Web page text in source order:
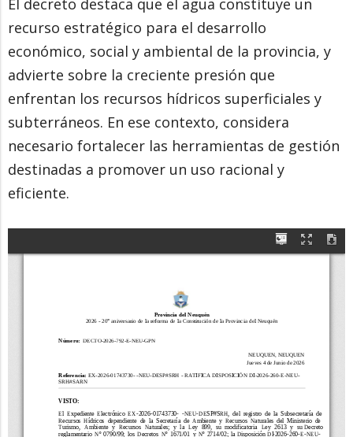
El decreto destaca que el agua constituye un
recurso estratégico para el desarrollo
económico, social y ambiental de la provincia, y
advierte sobre la creciente presión que
enfrentan los recursos hídricos superficiales y
subterráneos. En ese contexto, considera
necesario fortalecer las herramientas de gestión
destinadas a promover un uso racional y
eficiente.